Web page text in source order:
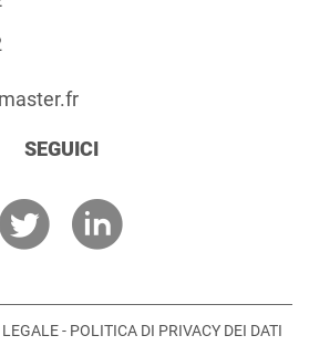
SEGUICI
LEGALE- POLITICA DI PRIVACY DEI DATI